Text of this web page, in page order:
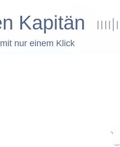
Kapitän
nur einem Klick